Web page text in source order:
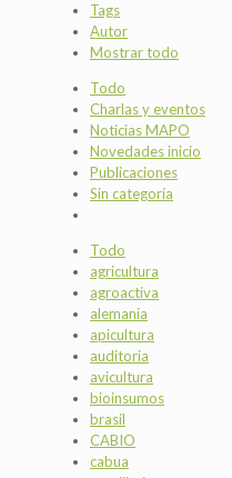
Tags
Autor
Mostrar todo
Todo
Charlas y eventos
Noticias MAPO
Novedades inicio
Publicaciones
Sin categoría
Todo
agricultura
agroactiva
alemania
apicultura
auditoria
avicultura
bioinsumos
brasil
CABIO
cabua